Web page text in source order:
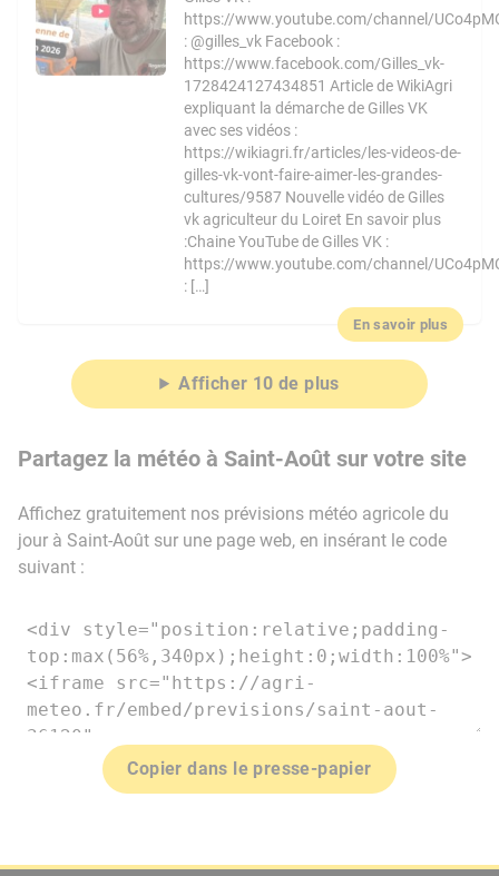
https://www.youtube.com/channel/
: @gilles_vk Facebook :
https://www.facebook.com/Gilles_vk-
1728424127434851 Article de WikiAgri
expliquant la démarche de Gilles VK
avec ses vidéos :
https://wikiagri.fr/articles/les-videos-de-
gilles-vk-vont-faire-aimer-les-grandes-
cultures/9587 Nouvelle vidéo de Gilles
vk agriculteur du Loiret En savoir plus
:Chaine YouTube de Gilles VK :
https://www.youtube.com/channel/
: […]
En savoir plus
Afficher 10 de plus
Partagez la météo à Saint-Août sur votre site
Affichez gratuitement nos prévisions météo agricole du
jour à Saint-Août sur une page web, en insérant le code
suivant :
Copier dans le presse-papier